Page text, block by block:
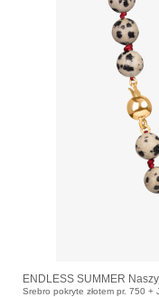
ENDLESS SUMMER
Srebro pokryte złotem pr. 750 +